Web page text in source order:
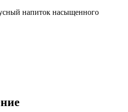
напиток насыщенного